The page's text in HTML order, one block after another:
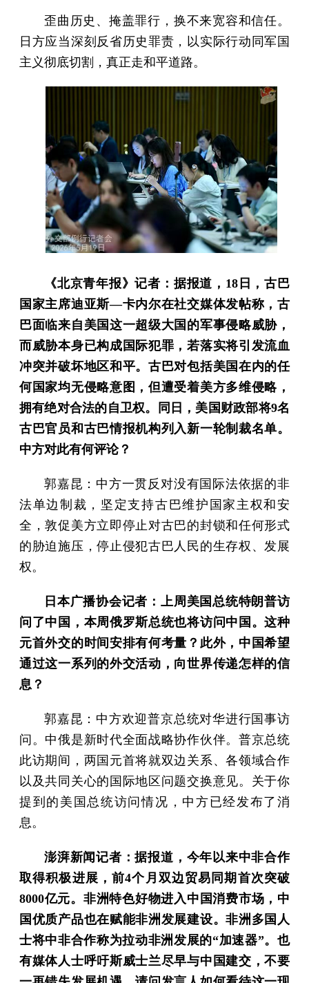
歪曲历史、掩盖罪行，换不来宽容和信任。
日方应当深刻反省历史罪责，以实际行动同军国
主义彻底切割，真正走和平道路。
《北京青年报》记者：据报道，18日，古巴
国家主席迪亚斯—卡内尔在社交媒体发帖称，古
巴面临来自美国这一超级大国的军事侵略威胁，
而威胁本身已构成国际犯罪，若落实将引发流血
冲突并破坏地区和平。古巴对包括美国在内的任
何国家均无侵略意图，但遭受着美方多维侵略，
拥有绝对合法的自卫权。同日，美国财政部将9名
古巴官员和古巴情报机构列入新一轮制裁名单。
中方对此有何评论？
郭嘉昆：中方一贯反对没有国际法依据的非
法单边制裁，坚定支持古巴维护国家主权和安
全，敦促美方立即停止对古巴的封锁和任何形式
的胁迫施压，停止侵犯古巴人民的生存权、发展
权。
日本广播协会记者：上周美国总统特朗普访
问了中国，本周俄罗斯总统也将访问中国。这种
元首外交的时间安排有何考量？此外，中国希望
通过这一系列的外交活动，向世界传递怎样的信
息？
郭嘉昆：中方欢迎普京总统对华进行国事访
问。中俄是新时代全面战略协作伙伴。普京总统
此访期间，两国元首将就双边关系、各领域合作
以及共同关心的国际地区问题交换意见。关于你
提到的美国总统访问情况，中方已经发布了消
息。
澎湃新闻记者：据报道，今年以来中非合作
取得积极进展，前4个月双边贸易同期首次突破
8000亿元。非洲特色好物进入中国消费市场，中
国优质产品也在赋能非洲发展建设。非洲多国人
士将中非合作称为拉动非洲发展的“加速器”。也
有媒体人士呼吁斯威士兰尽早与中国建交，不要